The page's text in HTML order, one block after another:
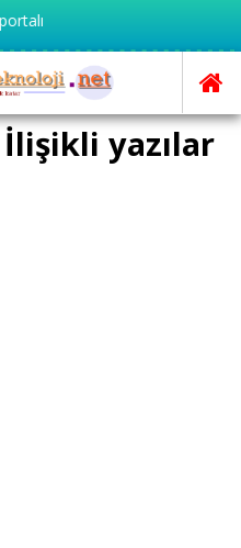
yazılar